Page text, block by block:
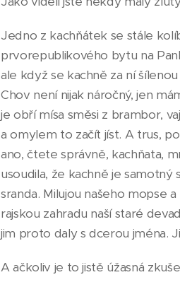
Jedno z kachňátek se stále
prvorepublikového bytu na
ale když se kachně za ní
Chov není nijak náročný, jen
je obří mísa směsi z brambor,
a omylem to začít jíst. A trus,
ano, čtete správně, kachňata,
usoudila, že kachně je
sranda. Milujou našeho mopse
rajskou zahradu naší staré
jim proto daly s dcerou jména.
A ačkoliv je to jistě úžasná